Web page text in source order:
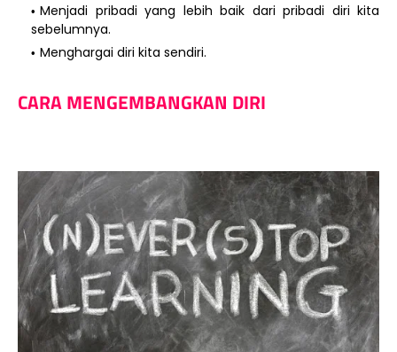
Menjadi pribadi yang lebih baik dari pribadi diri kita
sebelumnya.
Menghargai diri kita sendiri.
CARA MENGEMBANGKAN DIRI